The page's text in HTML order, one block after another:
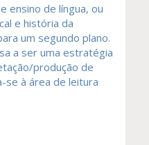
ensino de língua, ou
e história da
um segundo plano.
a ser uma estratégia
produção de
à área de leitura